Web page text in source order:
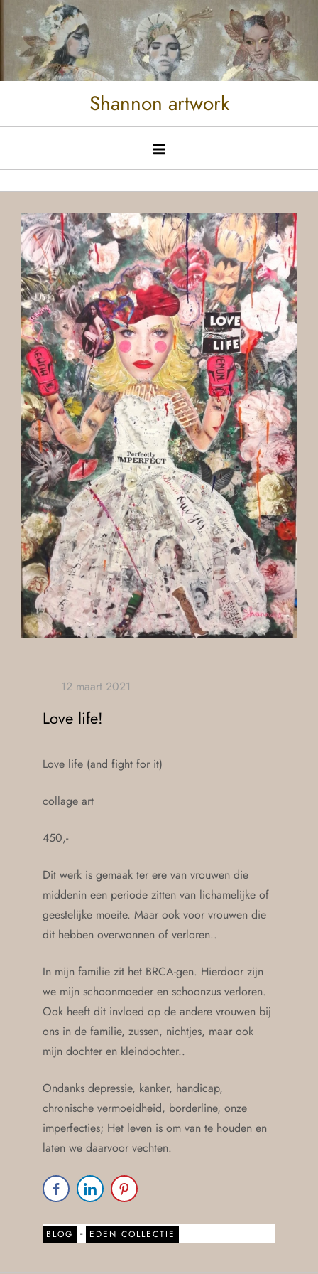
Shannon artwork
Love life!
Love life (and fight for it)
collage art
450,-
Dit werk is gemaak ter ere van vrouwen die
middenin een periode zitten van lichamelijke of
geestelijke moeite. Maar ook voor vrouwen die
dit hebben overwonnen of verloren..
In mijn familie zit het BRCA-gen. Hierdoor zijn
we mijn schoonmoeder en schoonzus verloren.
Ook heeft dit invloed op de andere vrouwen bij
ons in de familie, zussen, nichtjes, maar ook
mijn dochter en kleindochter..
Ondanks depressie, kanker, handicap,
chronische vermoeidheid, borderline, onze
imperfecties; Het leven is om van te houden en
laten we daarvoor vechten.
BLOG - EDEN COLLECTIE